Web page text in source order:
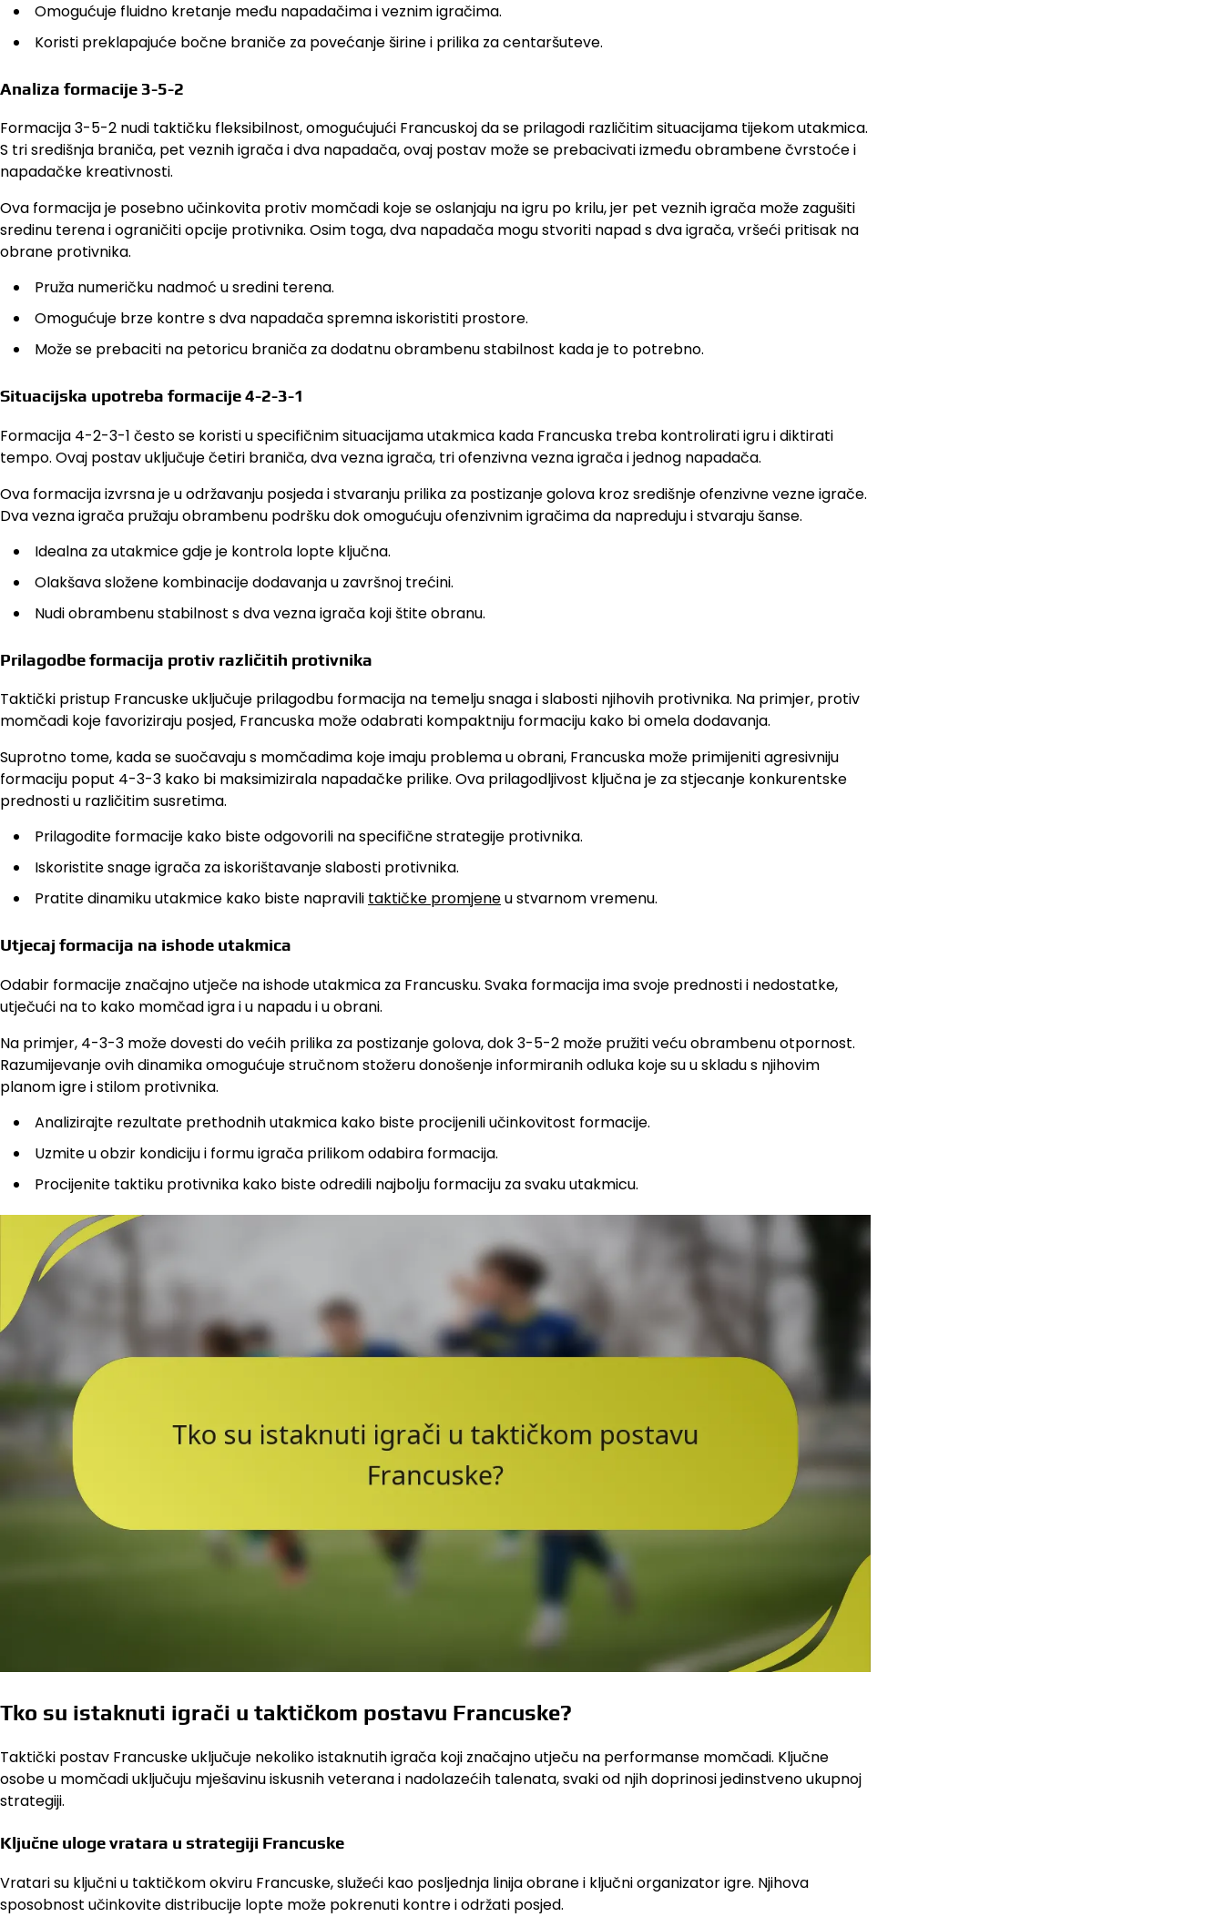
Omogućuje fluidno kretanje među napadačima i veznim igračima.
Koristi preklapajuće bočne braniče za povećanje širine i prilika za centaršuteve.
Analiza formacije 3-5-2
Formacija 3-5-2 nudi taktičku fleksibilnost, omogućujući Francuskoj da se prilagodi različitim situacijama tijekom utakmica.
S tri središnja braniča, pet veznih igrača i dva napadača, ovaj postav može se prebacivati između obrambene čvrstoće i
napadačke kreativnosti.
Ova formacija je posebno učinkovita protiv momčadi koje se oslanjaju na igru po krilu, jer pet veznih igrača može zagušiti
sredinu terena i ograničiti opcije protivnika. Osim toga, dva napadača mogu stvoriti napad s dva igrača, vršeći pritisak na
obrane protivnika.
Pruža numeričku nadmoć u sredini terena.
Omogućuje brze kontre s dva napadača spremna iskoristiti prostore.
Može se prebaciti na petoricu braniča za dodatnu obrambenu stabilnost kada je to potrebno.
Situacijska upotreba formacije 4-2-3-1
Formacija 4-2-3-1 često se koristi u specifičnim situacijama utakmica kada Francuska treba kontrolirati igru i diktirati
tempo. Ovaj postav uključuje četiri braniča, dva vezna igrača, tri ofenzivna vezna igrača i jednog napadača.
Ova formacija izvrsna je u održavanju posjeda i stvaranju prilika za postizanje golova kroz središnje ofenzivne vezne igrače.
Dva vezna igrača pružaju obrambenu podršku dok omogućuju ofenzivnim igračima da napreduju i stvaraju šanse.
Idealna za utakmice gdje je kontrola lopte ključna.
Olakšava složene kombinacije dodavanja u završnoj trećini.
Nudi obrambenu stabilnost s dva vezna igrača koji štite obranu.
Prilagodbe formacija protiv različitih protivnika
Taktički pristup Francuske uključuje prilagodbu formacija na temelju snaga i slabosti njihovih protivnika. Na primjer, protiv
momčadi koje favoriziraju posjed, Francuska može odabrati kompaktniju formaciju kako bi omela dodavanja.
Suprotno tome, kada se suočavaju s momčadima koje imaju problema u obrani, Francuska može primijeniti agresivniju
formaciju poput 4-3-3 kako bi maksimizirala napadačke prilike. Ova prilagodljivost ključna je za stjecanje konkurentske
prednosti u različitim susretima.
Prilagodite formacije kako biste odgovorili na specifične strategije protivnika.
Iskoristite snage igrača za iskorištavanje slabosti protivnika.
Pratite dinamiku utakmice kako biste napravili taktičke promjeneu stvarnom vremenu.
Utjecaj formacija na ishode utakmica
Odabir formacije značajno utječe na ishode utakmica za Francusku. Svaka formacija ima svoje prednosti i nedostatke,
utječući na to kako momčad igra i u napadu i u obrani.
Na primjer, 4-3-3 može dovesti do većih prilika za postizanje golova, dok 3-5-2 može pružiti veću obrambenu otpornost.
Razumijevanje ovih dinamika omogućuje stručnom stožeru donošenje informiranih odluka koje su u skladu s njihovim
planom igre i stilom protivnika.
Analizirajte rezultate prethodnih utakmica kako biste procijenili učinkovitost formacije.
Uzmite u obzir kondiciju i formu igrača prilikom odabira formacija.
Procijenite taktiku protivnika kako biste odredili najbolju formaciju za svaku utakmicu.
Tko su istaknuti igrači u taktičkom postavu Francuske?
Taktički postav Francuske uključuje nekoliko istaknutih igrača koji značajno utječu na performanse momčadi. Ključne
osobe u momčadi uključuju mješavinu iskusnih veterana i nadolazećih talenata, svaki od njih doprinosi jedinstveno ukupnoj
strategiji.
Ključne uloge vratara u strategiji Francuske
Vratari su ključni u taktičkom okviru Francuske, služeći kao posljednja linija obrane i ključni organizator igre. Njihova
sposobnost učinkovite distribucije lopte može pokrenuti kontre i održati posjed.